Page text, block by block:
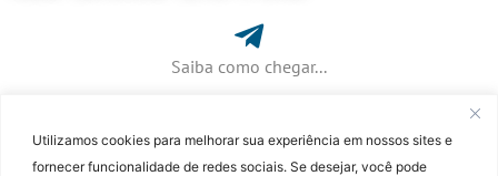
Utilizamos cookies para melhorar sua experiência em nossos sites e
fornecer funcionalidade de redes sociais. Se desejar, você pode
Saiba como chegar...
+ 55 (31) 3115-7000​